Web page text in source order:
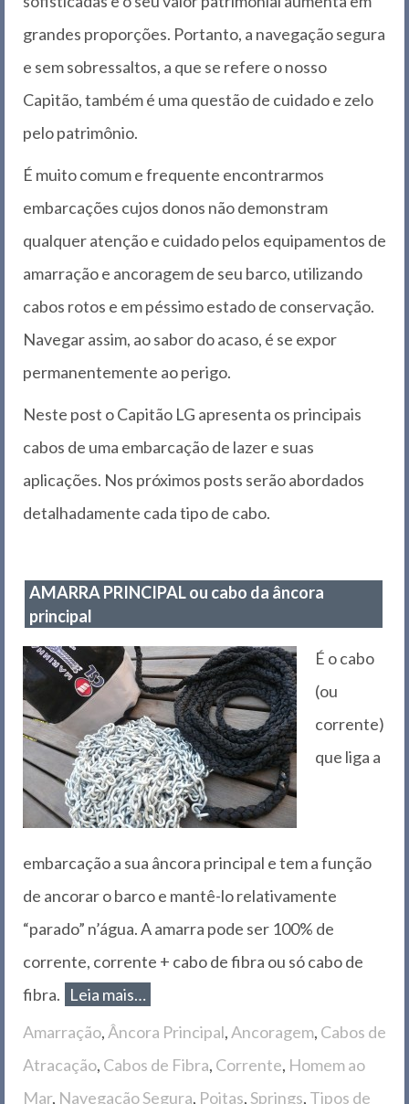
grandes proporções. Portanto, a navegação segura
e sem sobressaltos, a que se refere o nosso
Capitão, também é uma questão de cuidado e zelo
pelo patrimônio.
É muito comum e frequente encontrarmos
embarcações cujos donos não demonstram
qualquer atenção e cuidado pelos equipamentos de
amarração e ancoragem de seu barco, utilizando
cabos rotos e em péssimo estado de conservação.
Navegar assim, ao sabor do acaso, é se expor
permanentemente ao perigo.
Neste post o Capitão LG apresenta os principais
cabos de uma embarcação de lazer e suas
aplicações. Nos próximos posts serão abordados
detalhadamente cada tipo de cabo.
AMARRA PRINCIPAL ou cabo da âncora
principal
É o cabo
(ou
corrente)
que liga a
embarcação a sua âncora principal e tem a função
de ancorar o barco e mantê-lo relativamente
“parado” n’água. A amarra pode ser 100% de
corrente, corrente + cabo de fibra ou só cabo de
fibra. Leia mais…
Amarração,Âncora Principal,Ancoragem, Cabos de
Atracação, Cabos de Fibra, Corrente, Homem ao
Mar, Navegação Segura, Poitas,Springs, Tipos de